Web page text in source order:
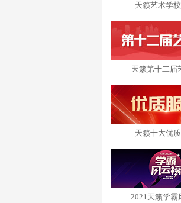
天籁艺术学
天籁第十二届
天籁十大优
2021天籁学霸